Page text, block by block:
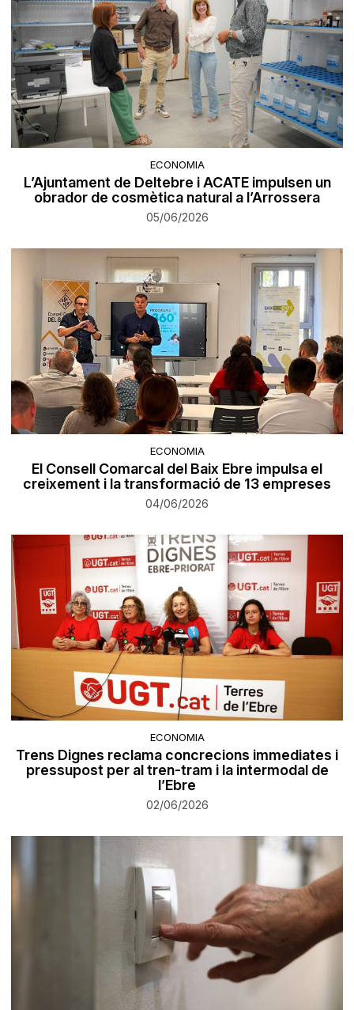
ECONOMIA
L’Ajuntament de Deltebre i ACATE impulsen un
obrador de cosmètica natural a l’Arrossera
05/06/2026
ECONOMIA
El Consell Comarcal del Baix Ebre impulsa el
creixement i la transformació de 13 empreses
04/06/2026
ECONOMIA
Trens Dignes reclama concrecions immediates i
pressupost per al tren-tram i la intermodal de
l’Ebre
02/06/2026